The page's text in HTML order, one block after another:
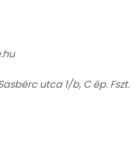
utca 1/b, C ép. Fszt.